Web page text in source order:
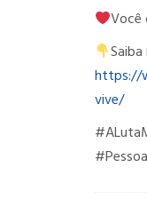
Você
Saiba
https://
vive/